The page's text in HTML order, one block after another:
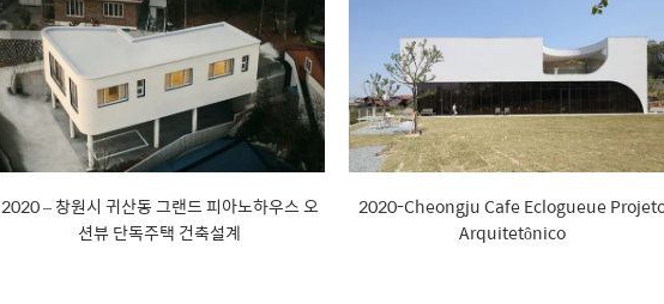
2020 – 창원시 귀산동 그랜드 피아노하우스 오
션뷰 단독주택 건축설계
2020-Cheongju Cafe Eclogueue
Arquitetônico